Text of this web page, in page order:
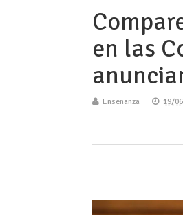
en las
Enseñanza 19/